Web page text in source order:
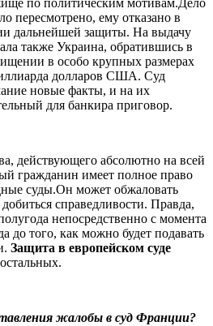
по политическим мотивам.Дело
пересмотрено, ему отказано в
дальнейшей защиты. На выдачу
также Украина, обратившись в
в особо крупных размерах
долларов США. Суд
новые факты, и на их
для банкира приговор.
действующего абсолютно на всей
гражданин имеет полное право
суды.Он может обжаловать
справедливости. Правда,
непосредственно с момента
до того, как можно будет подавать
Защита в европейском суде
жалобы в суд Франции?